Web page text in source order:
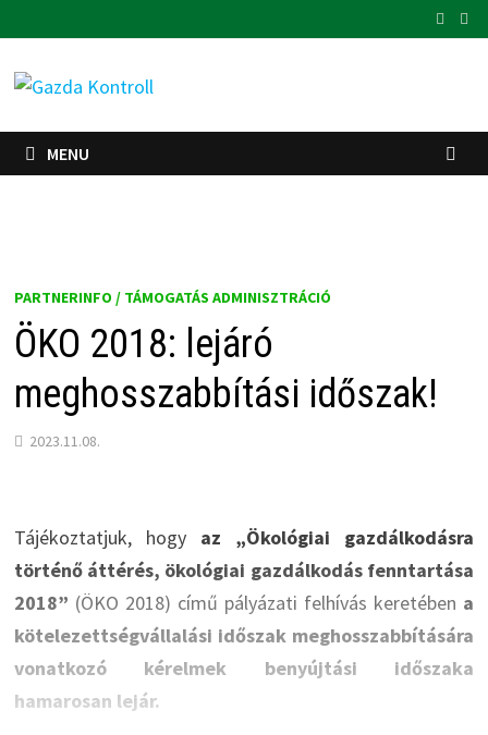
to
content
MENU
PARTNERINFO / TÁMOGATÁS ADMINISZTRÁCIÓ
ÖKO 2018: lejáró
meghosszabbítási időszak!
2023.11.08.
Tájékoztatjuk, hogy az „Ökológiai gazdálkodásra
történő áttérés, ökológiai gazdálkodás fenntartása
2018” (ÖKO 2018) című pályázati felhívás keretében a
kötelezettségvállalási időszak meghosszabbítására
vonatkozó kérelmek benyújtási időszaka
hamarosan lejár.